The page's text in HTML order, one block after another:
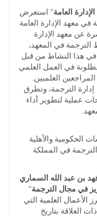
العامة" استعرض
في معهد الإدارة العامة
عن معهد الإدارة
الترجمة في المعهد،
في هذا النشاط من قبل
في العمل العلمي
العلميين.
الترجمة، وتطرق
عملية لتطوير أداء
والأهلية
في المملكة
بن عبد الله السماري
في مجال الترجمة"
الأعمال العلمية التي
العلاقة بتاريخ